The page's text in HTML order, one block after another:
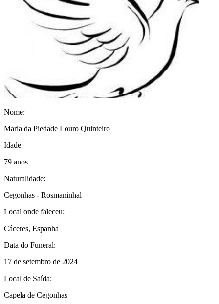
Nome:
Maria da Piedade Louro Quinteiro
Idade:
79 anos
Naturalidade:
Cegonhas - Rosmaninhal
Local onde faleceu:
Cáceres, Espanha
Data do Funeral:
17 de setembro de 2024
Local de Saída:
Capela de Cegonhas